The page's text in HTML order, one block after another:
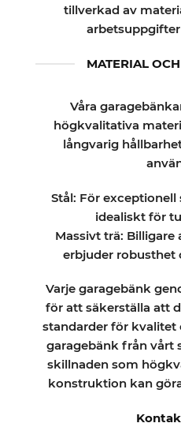
tillverkad av
MATERIAL
Våra
högkvalitativa
långvarig
Stål: För
idealiskt för
Massivt trä:
erbjuder robusthet
Varje garagebänk
för att säkerställa att
standarder för kvalitet
garagebänk från vårt
skillnaden som
konstruktion kan